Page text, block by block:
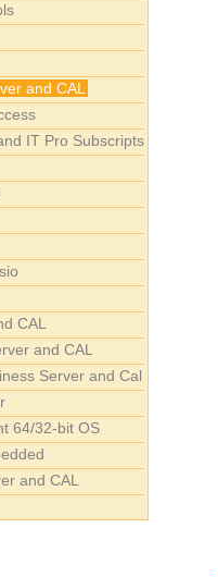
and CAL
IT Pro Subscripts
CAL
and CAL
Server and Cal
64/32-bit OS
and CAL